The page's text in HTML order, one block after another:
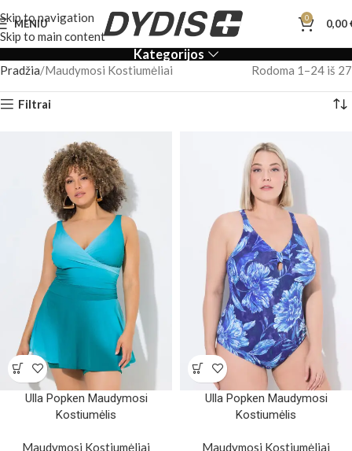
Skip to navigation
Skip to main content
MENIU 0 0,00
Kategorijos
Pradžia Maudymosi Kostiumėliai Rodoma 1–24 iš 27
Filtrai
Ulla Popken Maudymosi
Kostiumėlis
Maudymosi Kostiumėliai
Ulla Popken Maudymosi
Kostiumėlis
Maudymosi Kostiumėliai